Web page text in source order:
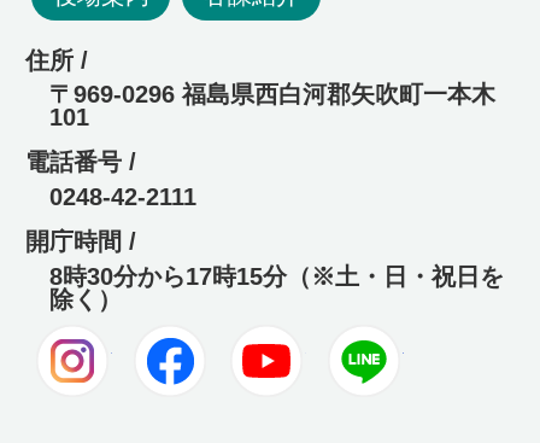
住所 /
〒969-0296 福島県西白河郡矢吹町一本木
101
電話番号 /
0248-42-2111
開庁時間 /
8時30分から17時15分（※土・日・祝日を
除く）
Instagram Facebook Youtube